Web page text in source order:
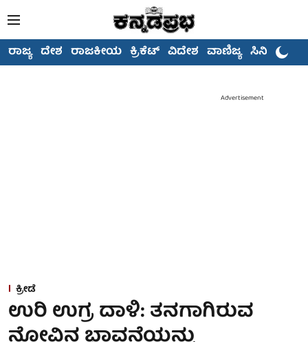
ರಾಜ್ಯ ದೇಶ ರಾಜಕೀಯ ಕ್ರಿಕೆಟ್ ವಿದೇಶ ವಾಣಿಜ್ಯ ಸಿನಿಮಾ
Advertisement
ಕ್ರೀಡೆ
ಉರಿ ಉಗ್ರ ದಾಳಿ: ತನಗಾಗಿರುವ